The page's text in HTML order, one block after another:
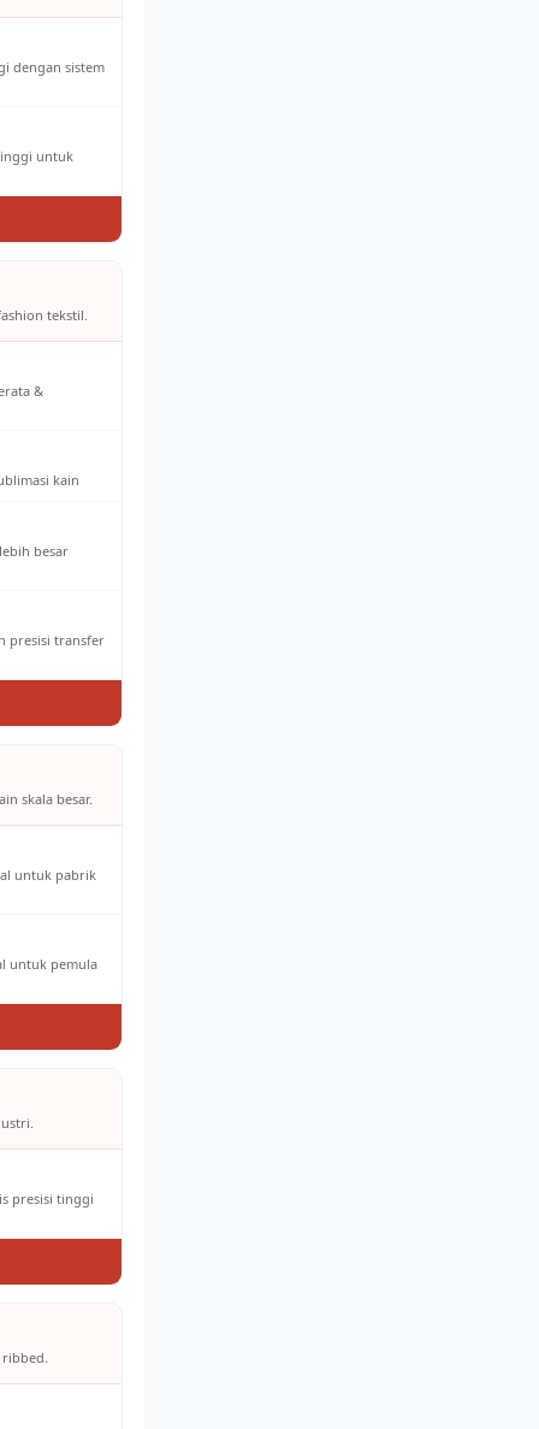
dengan sistem
untuk
tekstil.
&
kain
besar
presisi transfer
skala besar.
untuk pabrik
untuk pemula
presisi tinggi